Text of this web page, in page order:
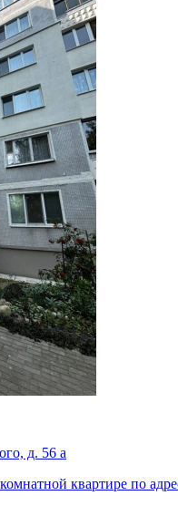
д. 56 а
квартире по